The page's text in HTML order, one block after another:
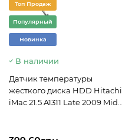
Топ Продаж
Популярный
Новинка
В наличии
Датчик температуры
жесткого диска HDD Hitachi
iMac 21.5 A1311 Late 2009 Mid